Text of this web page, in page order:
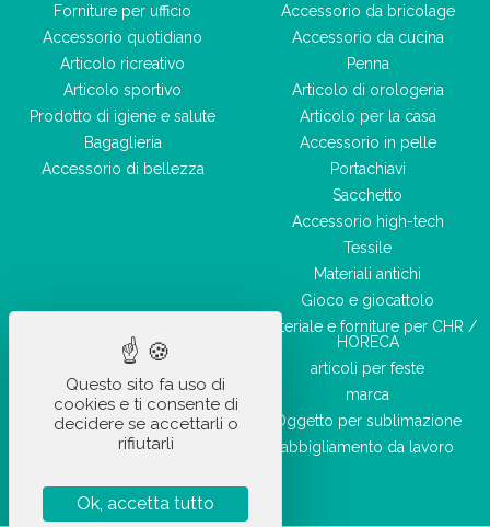
Forniture per ufficio
Accessorio quotidiano
Articolo ricreativo
Articolo sportivo
Prodotto di igiene e salute
Bagaglieria
Accessorio di bellezza
Accessorio da bricolage
Accessorio da cucina
Penna
Articolo di orologeria
Articolo per la casa
Accessorio in pelle
Portachiavi
Sacchetto
Accessorio high-tech
Tessile
Materiali antichi
Gioco e giocattolo
Materiale e forniture per CHR /
HORECA
articoli per feste
marca
Oggetto per sublimazione
abbigliamento da lavoro
Questo sito fa uso di
cookies e ti consente di
decidere se accettarli o
rifiutarli
Ok, accetta tutto